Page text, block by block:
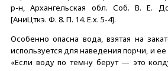
р-н, Архангельская обл. Соб. В. Е.
[АниЦткэ. Ф. 8. П. 14. Е.х. 5-4].
Особенно опасна вода, взятая на
используется для наведения порчи, и
«Если воду по темну берут — это